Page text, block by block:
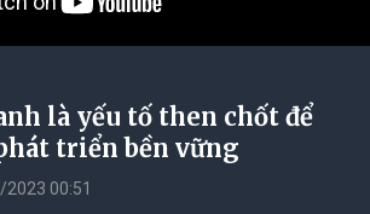
là yếu tố then chốt để
triển bền vững
00:51